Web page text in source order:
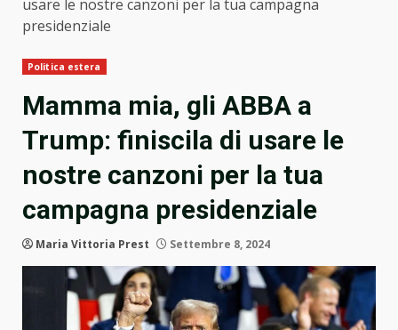
usare le nostre canzoni per la tua campagna
presidenziale
Politica estera
Mamma mia, gli ABBA a
Trump: finiscila di usare le
nostre canzoni per la tua
campagna presidenziale
Maria Vittoria Prest Settembre 8, 2024